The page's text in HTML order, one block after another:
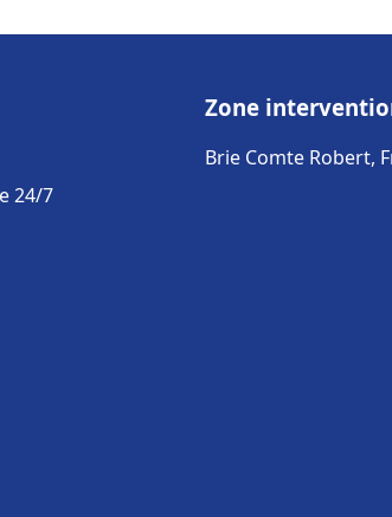
24/7
Zone
Brie Comte Robert,